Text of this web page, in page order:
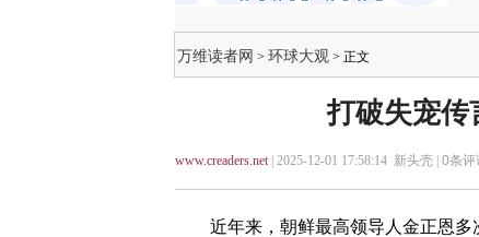
万维读者网 > 环球大观 > 正文
打破失宠传
www.creaders.net| 2025-12-01 17:58:14 新头壳 | 0条评
近年来，朝鲜最高领导人金正恩多